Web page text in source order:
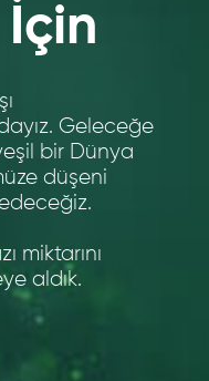
Geleceğe
bir Dünya
düşeni
miktarını
aldık.